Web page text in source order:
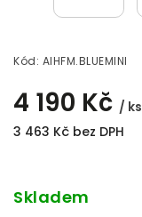
Kód: AIHFM.BLUEMINI
4 190 Kč / ks
3 463 Kč bez DPH
Skladem